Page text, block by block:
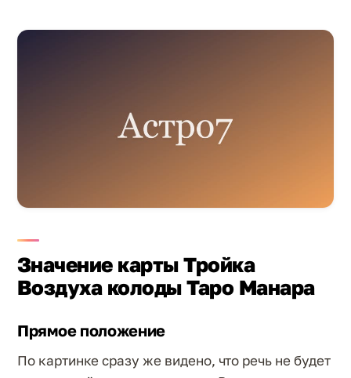
Значение карты Тройка
Воздуха колоды Таро Манара
Прямое положение
По картинке сразу же видено, что речь не будет